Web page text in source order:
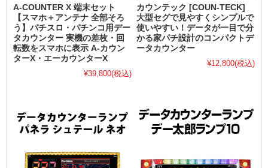
A-COUNTER X 端末セット
【スマホ＋アンテナ 全部そろ
う】パチスロ・パチンコ用デー
タカウンター 実機の差枚・回
転数をスマホに表示 A-カウン
ターX・エーカウンターX
¥39,800(税込)
カウンテック [COUN-TECK]
大型セグで見やすくシンプルで
使いやすい！データが一目で分
かる家パチ設計のコンパクトデ
ータカウンター
¥12,800(税込)